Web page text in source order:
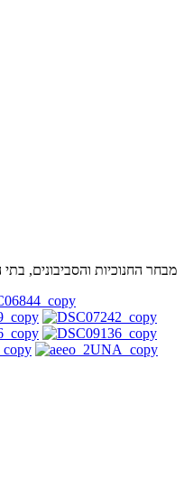
מבחר החנוכיות והסביבונים,